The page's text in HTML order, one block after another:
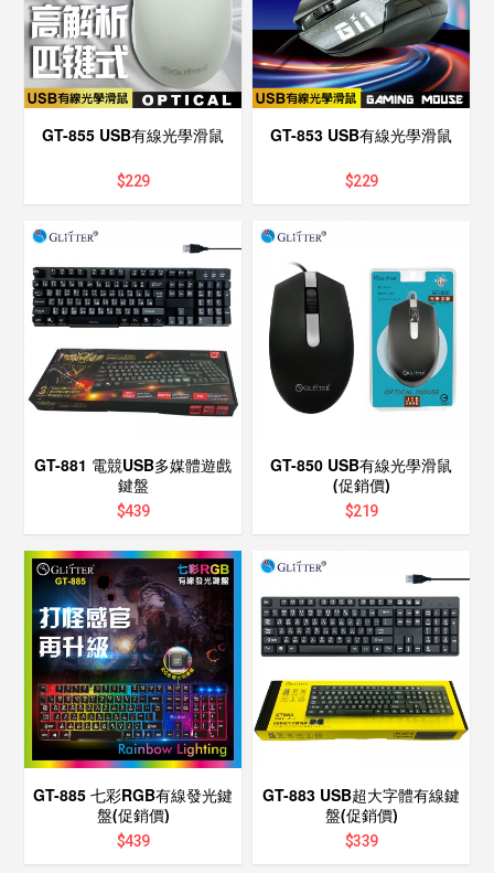
GT-855 USB有線光學滑鼠
$229
GT-853 USB有線光學滑鼠
$229
GT-881 電競USB多媒體遊戲
鍵盤
$439
GT-850 USB有線光學滑鼠
(促銷價)
$219
GT-885 七彩RGB有線發光鍵
盤(促銷價)
$439
GT-883 USB超大字體有線鍵
盤(促銷價)
$339